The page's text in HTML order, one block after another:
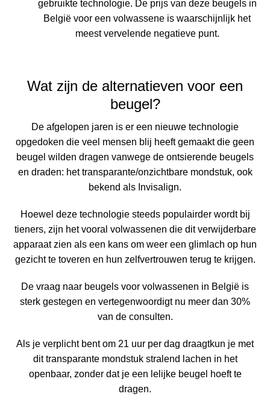
gebruikte technologie. De prijs van deze beugels in
België voor een volwassene is waarschijnlijk het
meest vervelende negatieve punt.
Wat zijn de alternatieven voor een
beugel?
De afgelopen jaren is er een nieuwe technologie
opgedoken die veel mensen blij heeft gemaakt die geen
beugel wilden dragen vanwege de ontsierende beugels
en draden: het transparante/onzichtbare mondstuk, ook
bekend als Invisalign.
Hoewel deze technologie steeds populairder wordt bij
tieners, zijn het vooral volwassenen die dit verwijderbare
apparaat zien als een kans om weer een glimlach op hun
gezicht te toveren en hun zelfvertrouwen terug te krijgen.
De vraag naar beugels voor volwassenen in België is
sterk gestegen en vertegenwoordigt nu meer dan 30%
van de consulten.
Als je verplicht bent om 21 uur per dag draagtkun je met
dit transparante mondstuk stralend lachen in het
openbaar, zonder dat je een lelijke beugel hoeft te
dragen.